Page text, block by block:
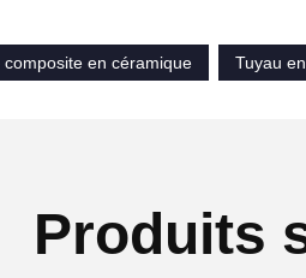
composite en céramique
Tuyau
Produits